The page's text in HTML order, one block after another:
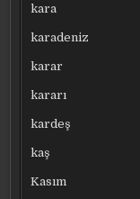
kara
karadeniz
karar
kararı
kardeş
kaş
Kasım